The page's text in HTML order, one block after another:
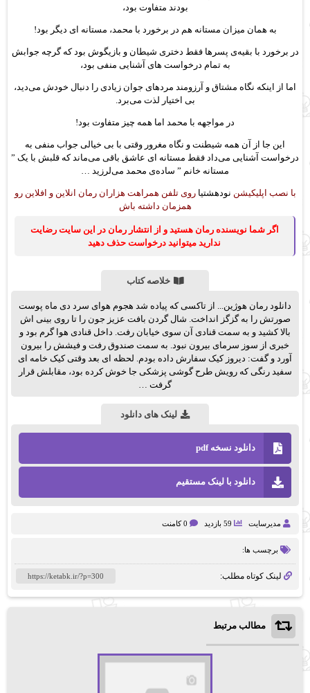
بودند متفاوت بود،
به همان میزان مستانه هم در برخورد با محمد، مستانه ای دیگر بود!
در برخورد با بقیه‌ی پسرها فقط دختری شیطان و بازیگوش بود که گرچه جوابش
به تمام درخواست های آشنایی منفی بود،
اما از اینکه نگاه مشتاق و آرزومند مردهای جوان زیادی را دنبال خودش می‌دید،
بی اختیار لذت می‌برد.
در مواجهه با محمد اما همه چیز متفاوت بود!
این جا از آن همه شیطنت و نگاه مغرور وقتی با بی خیالی جواب منفی به
درخواست آشنایی می‌داد فقط مستانه ای عاشق باقی می‌ماند که قلبش با یک ”
مستانه خانم ” ساده‌ی محمد می‌لرزید …
با نصب اپلیکیشن نودهشتیا روی تلفن همراهت هزاران رمان انلاین و افلاین رو
همزمان داشته باش
اگر شما نویسنده رمان هستید و از انتشار رمان در این سایت رضایت
ندارید میتوانید درخواست حذف دهید
خلاصه کتاب
دانلود رمان هوژین... از تاکسی که پیاده شد هجوم هوای سرد دی ماه پوست
صورتش را به گزگز انداخت. شال گردن بافت عزیز جون را تا روی بینی اش
بالا کشید و به سمت قنادی آن سوی خیابان رفت. داخل قنادی هوا گرم بود و
خبری از سوز سرمای بیرون نبود. به سمت صندوق رفت و فیشش را بیرون
آورد و گفت: دیروز کیک سفارش داده بودم. لحظه ای بعد وقتی کیک خامه ای
سفید رنگی که رویش طرح گوشی پزشکی جا خوش کرده بود، مقابلش قرار
گرفت …
لینک های دانلود
دانلود نسخه pdf
دانلود با لینک مستقیم
مدیرسایت 59 بازدید 0 کامنت
برچسب ها:
لینک کوتاه مطلب:
مطالب مرتبط